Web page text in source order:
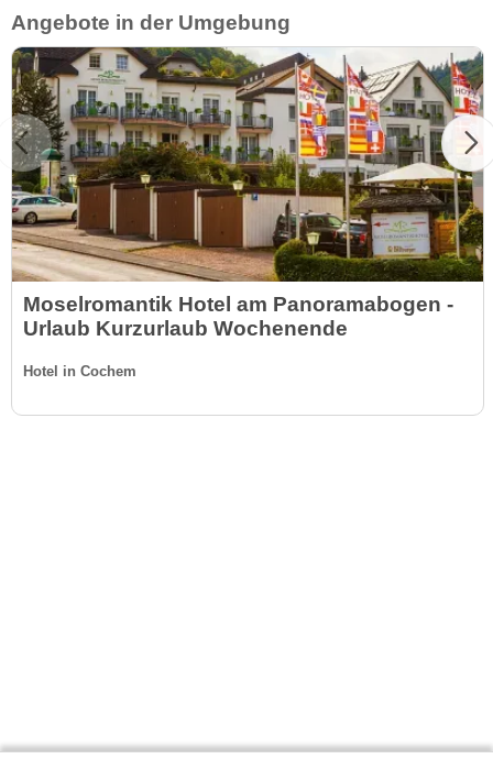
Angebote in der Umgebung
Moselromantik Hotel am Panoramabogen -
Urlaub Kurzurlaub Wochenende
Hotel in Cochem